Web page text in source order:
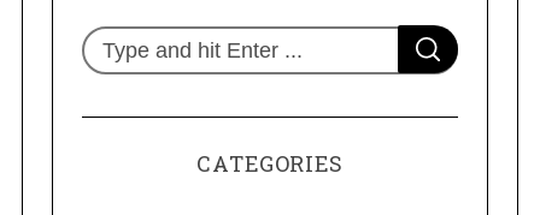
S
e
S
E
C
CATEGORIES